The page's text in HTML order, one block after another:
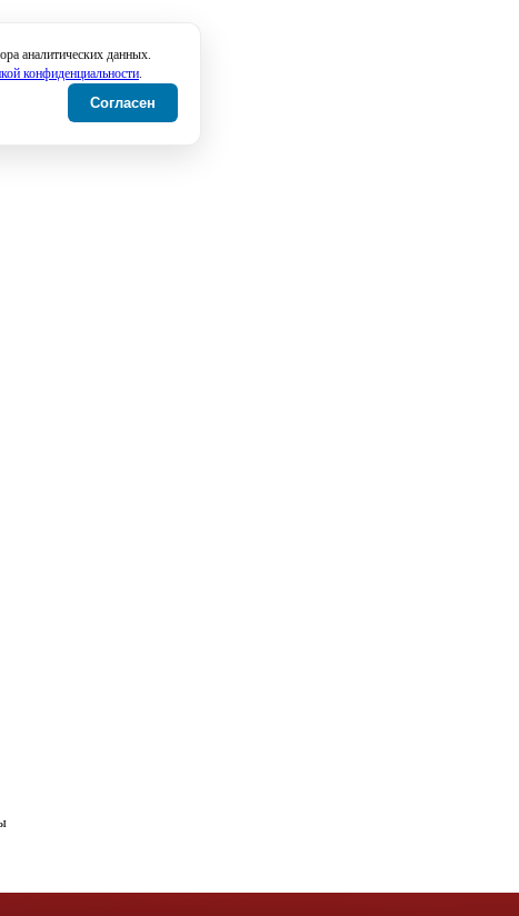
аналитических данных.
конфиденциальности.
Согласен